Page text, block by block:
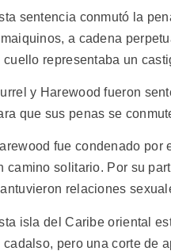
sentencia conmutó la
a cadena
cuello representaba un
y Harewood fueron
que sus penas se
fue condenado por
camino solitario. Por su
relaciones
isla del Caribe oriental
cadalso, pero una corte de